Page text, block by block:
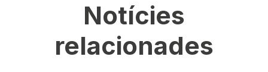
Notícies
relacionades